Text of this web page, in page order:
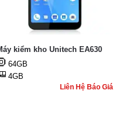
kiểm kho Unitech EA630
64GB
4GB
Liên Hệ Báo Giá